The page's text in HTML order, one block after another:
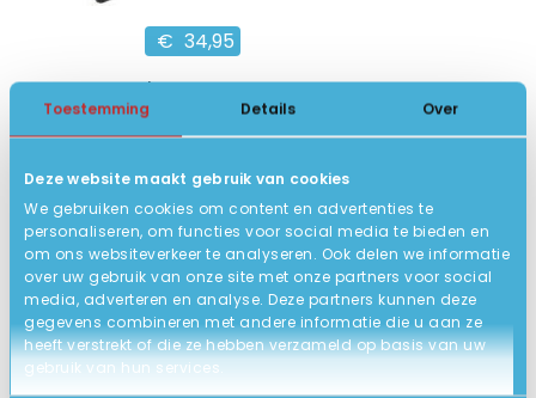
Toestemming Details Over
Deze website maakt gebruik van cookies
We gebruiken cookies om content en advertenties te
personaliseren, om functies voor social media te bieden en
om ons websiteverkeer te analyseren. Ook delen we informatie
over uw gebruik van onze site met onze partners voor social
media, adverteren en analyse. Deze partners kunnen deze
gegevens combineren met andere informatie die u aan ze
heeft verstrekt of die ze hebben verzameld op basis van uw
gebruik van hun services.
€ 34,95
Externe DVD via USB
Externe DVD brander
10
IN WINKELWAGEN